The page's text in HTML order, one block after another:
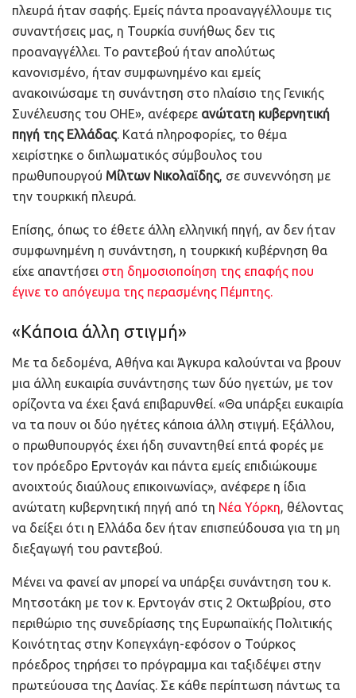
πλευρά ήταν σαφής. Εμείς πάντα προαναγγέλλουμε τις
συναντήσεις μας, η Τουρκία συνήθως δεν τις
προαναγγέλλει. Το ραντεβού ήταν απολύτως
κανονισμένο, ήταν συμφωνημένο και εμείς
ανακοινώσαμε τη συνάντηση στο πλαίσιο της Γενικής
Συνέλευσης του ΟΗΕ», ανέφερε ανώτατη κυβερνητική
πηγή της Ελλάδας. Κατά πληροφορίες, το θέμα
χειρίστηκε ο διπλωματικός σύμβουλος του
πρωθυπουργού Μίλτων Νικολαϊδης, σε συνεννόηση με
την τουρκική πλευρά.
Επίσης, όπως το έθετε άλλη ελληνική πηγή, αν δεν ήταν
συμφωνημένη η συνάντηση, η τουρκική κυβέρνηση θα
είχε απαντήσει στη δημοσιοποίηση της επαφής που
έγινε το απόγευμα της περασμένης Πέμπτης.
«Κάποια άλλη στιγμή»
Με τα δεδομένα, Αθήνα και Άγκυρα καλούνται να βρουν
μια άλλη ευκαιρία συνάντησης των δύο ηγετών, με τον
ορίζοντα να έχει ξανά επιβαρυνθεί. «Θα υπάρξει ευκαιρία
να τα πουν οι δύο ηγέτες κάποια άλλη στιγμή. Εξάλλου,
ο πρωθυπουργός έχει ήδη συναντηθεί επτά φορές με
τον πρόεδρο Ερντογάν και πάντα εμείς επιδιώκουμε
ανοιχτούς διαύλους επικοινωνίας», ανέφερε η ίδια
ανώτατη κυβερνητική πηγή από τη Νέα Υόρκη , θέλοντας
να δείξει ότι η Ελλάδα δεν ήταν επισπεύδουσα για τη μη
διεξαγωγή του ραντεβού.
Μένει να φανεί αν μπορεί να υπάρξει συνάντηση του κ.
Μητσοτάκη με τον κ. Ερντογάν στις 2 Οκτωβρίου, στο
περιθώριο της συνεδρίασης της Ευρωπαϊκής Πολιτικής
Κοινότητας στην Κοπεγχάγη-εφόσον ο Τούρκος
πρόεδρος τηρήσει το πρόγραμμα και ταξιδέψει στην
πρωτεύουσα της Δανίας. Σε κάθε περίπτωση πάντως τα